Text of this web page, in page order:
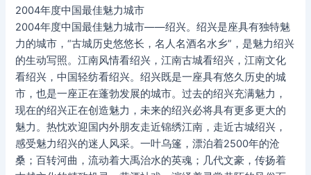
2004年度中国最佳魅力城市
2004年度中国最佳魅力城市——绍兴。绍兴是座具有独特魅
力的城市，“古城历史悠悠长，名人名酒名水乡”，是魅力绍兴
的生动写照。江南风情看绍兴，江南古城看绍兴，江南文化
看绍兴，中国轻纺看绍兴。绍兴既是一座具有悠久历史的城
市，也是一座正在蓬勃发展的城市。过去的绍兴充满魅力，
现在的绍兴正在创造魅力，未来的绍兴必将具有更多更大的
魅力。热忱欢迎国内外朋友走近锦绣江南，走近古城绍兴，
感受魅力绍兴的迷人风采。一叶乌篷，漂泊着2500年的沧
桑；百转河曲，流动着大禹治水的英魂；几代文豪，传扬着